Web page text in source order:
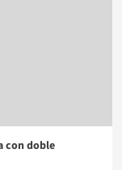
con doble